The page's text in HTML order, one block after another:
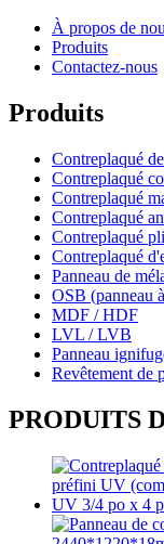
À propos de
Produits
Contactez-nous
Produits
Contreplaqué
Contreplaqué
Contreplaqué
Contreplaqué
Contreplaqué
Contreplaqué
Panneau de
OSB (panneau
MDF / HDF
LVL / LVB
Panneau
Revêtement de
PRODUITS